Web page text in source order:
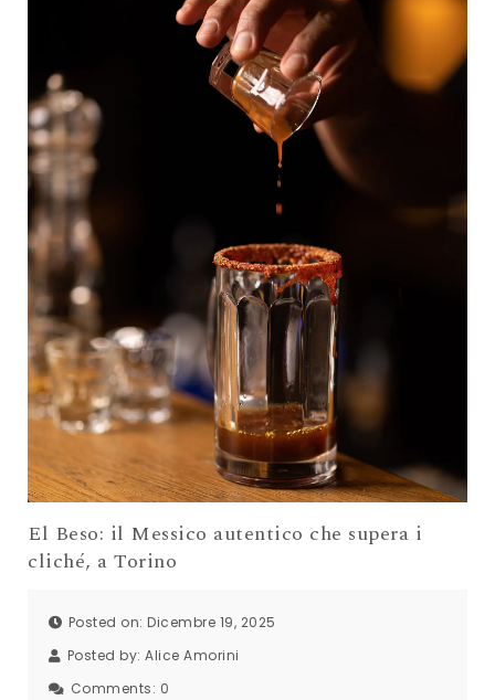
El Beso: il Messico autentico che supera i
cliché, a Torino
Posted on: Dicembre 19, 2025
Posted by: Alice Amorini
Comments: 0